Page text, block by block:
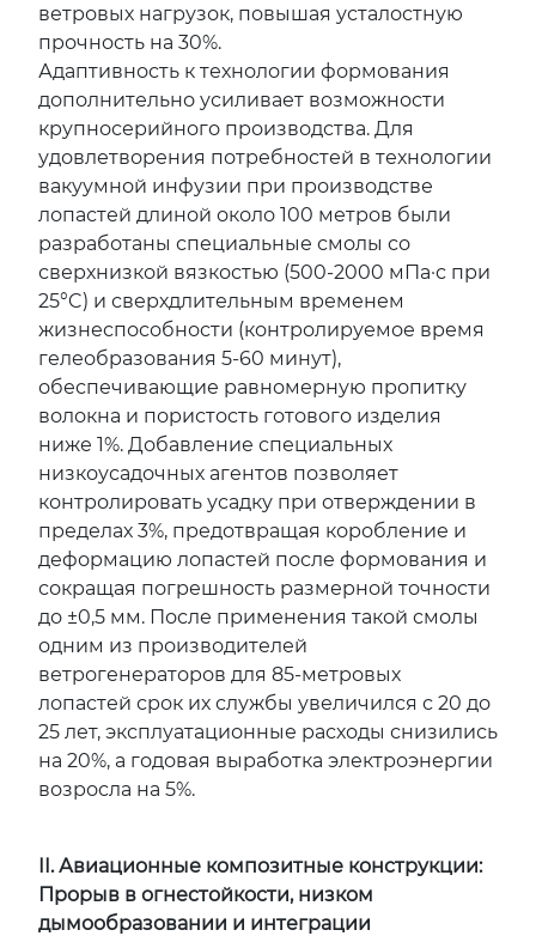
ветровых нагрузок, повышая усталостную
прочность на 30%.
Адаптивность к технологии формования
дополнительно усиливает возможности
крупносерийного производства. Для
удовлетворения потребностей в технологии
вакуумной инфузии при производстве
лопастей длиной около 100 метров были
разработаны специальные смолы со
сверхнизкой вязкостью (500-2000 мПа·с при
25°C) и сверхдлительным временем
жизнеспособности (контролируемое время
гелеобразования 5-60 минут),
обеспечивающие равномерную пропитку
волокна и пористость готового изделия
ниже 1%. Добавление специальных
низкоусадочных агентов позволяет
контролировать усадку при отверждении в
пределах 3%, предотвращая коробление и
деформацию лопастей после формования и
сокращая погрешность размерной точности
до ±0,5 мм. После применения такой смолы
одним из производителей
ветрогенераторов для 85-метровых
лопастей срок их службы увеличился с 20 до
25 лет, эксплуатационные расходы снизились
на 20%, а годовая выработка электроэнергии
возросла на 5%.
II. Авиационные композитные конструкции:
Прорыв в огнестойкости, низком
дымообразовании и интеграции